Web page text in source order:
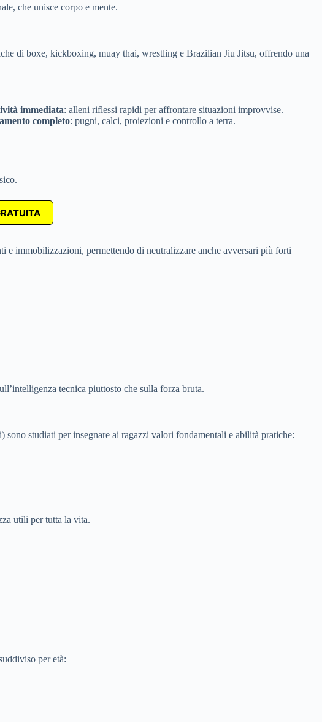
che unisce corpo e mente.
di boxe, kickboxing, muay thai, wrestling e Brazilian Jiu Jitsu, offrendo una
immediata: alleni riflessi rapidi per affrontare situazioni improvvise.
completo: pugni, calci, proiezioni e controllo a terra.
e immobilizzazioni, permettendo di neutralizzare anche avversari più forti
tecnica piuttosto che sulla forza bruta.
studiati per insegnare ai ragazzi valori fondamentali e abilità pratiche:
utili per tutta la vita.
per età: